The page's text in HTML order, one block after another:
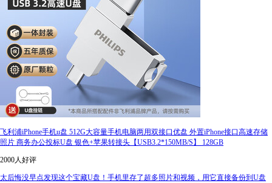
飞利浦iPhone手机u盘 512G大容量手机电脑两用双接口优盘 外置iPhone接口高速存储
照片 商务办公投标U盘 银色+苹果转接头【USB3.2*150MB/S】 128GB
2000人好评
太后悔没早点发现这个宝藏U盘！手机里存了超多照片和视频，用它直接备份到U盘